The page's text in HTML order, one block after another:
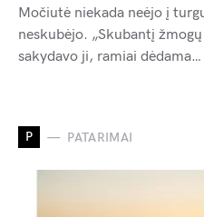
Močiutė niekada neėjo į
neskubėjo. „Skubantį
sakydavo ji, ramiai dėdama…
P PATARIMAI